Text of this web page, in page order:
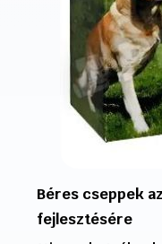
Béres cseppek
fejlesztésére